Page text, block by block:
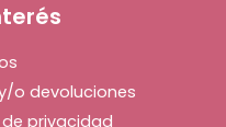
o devoluciones
privacidad